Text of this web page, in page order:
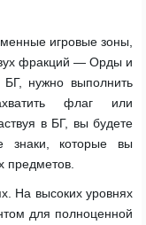
игровые зоны,
фракций — Орды и
нужно выполнить
флаг или
в БГ, вы будете
знаки, которые вы
предметов.
На высоких уровнях
для полноценной